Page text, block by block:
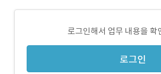
로그인해서 업무 내용을 확
로그인